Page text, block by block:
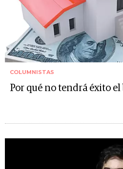
COLUMNISTAS
Por qué no tendrá éxito